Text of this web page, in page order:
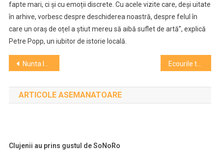
fapte mari, ci și cu emoții discrete. Cu acele vizite care, deși uitate
în arhive, vorbesc despre deschiderea noastră, despre felul în
care un oraș de oțel a știut mereu să aibă suflet de artă”, explică
Petre Popp, un iubitor de istorie locală.
Navigare
în
articole
Nunta lui Figaro, spectacol sold out la Opera Națională Cluj Ecourile transformării: de la trecutul industrial la viitorul sustenabil – RIVUS, prezent la Bienala de Arhitectură din Transilvania 2025
ARTICOLE ASEMANATOARE
Clujenii au prins gustul de SoNoRo